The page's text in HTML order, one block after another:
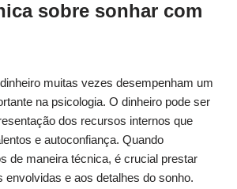
sobre sonhar com
muitas vezes desempenham um
na psicologia. O dinheiro pode ser
dos recursos internos que
e autoconfiança. Quando
de maneira técnica, é crucial prestar
envolvidas e aos detalhes do sonho.